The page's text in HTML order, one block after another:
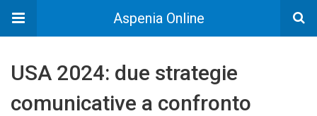
Aspenia Online
USA 2024: due strategie
comunicative a confronto